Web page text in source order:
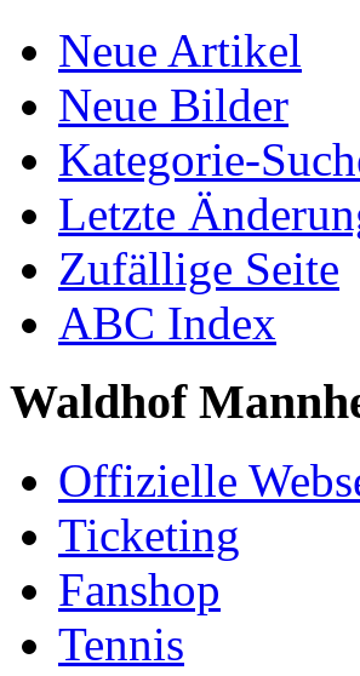
Neue Artikel
Neue Bilder
Kategorie-
Letzte
Zufällige Seite
ABC Index
Waldhof
Offizielle
Ticketing
Fanshop
Tennis